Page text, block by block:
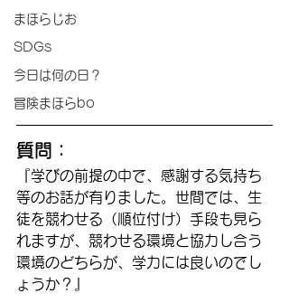
まほらじお
SDGs
今日は何の日？
冒険まほらbo
質問：
『学びの前提の中で、感謝する気持ち
等のお話が有りました。世間では、生
徒を競わせる（順位付け）手段も見ら
れますが、競わせる環境と協力し合う
環境のどちらが、学力には良いのでし
ょうか？』